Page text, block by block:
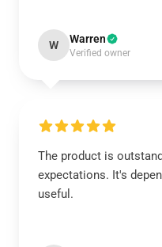
W Warren
Verified owner
The product is
expectations. It's
useful.